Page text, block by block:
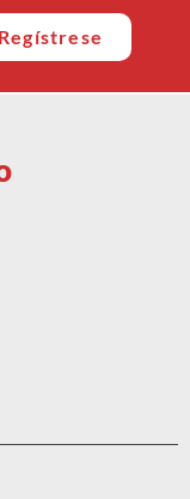
Regístrese